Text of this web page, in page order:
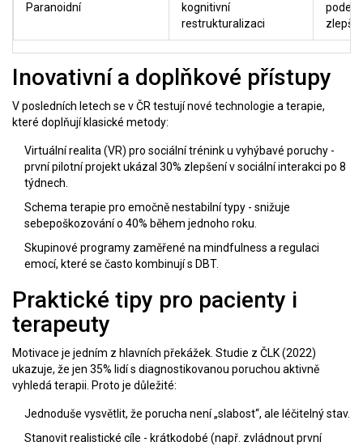
Paranoidní
kognitivní
restrukturalizaci
Inovativní a doplňkové přístupy
V posledních letech se v ČR testují nové technologie a terapie,
které doplňují klasické metody:
Virtuální realita (VR) pro sociální trénink u vyhýbavé poruchy -
první pilotní projekt ukázal 30% zlepšení v sociální interakci po 8
týdnech.
Schema terapie pro emočně nestabilní typy - snižuje
sebepoškozování o 40% během jednoho roku.
Skupinové programy zaměřené na mindfulness a regulaci
emocí, které se často kombinují s DBT.
Praktické tipy pro pacienty i
terapeuty
Motivace je jedním z hlavních překážek. Studie z ČLK (2022)
ukazuje, že jen 35% lidí s diagnostikovanou poruchou aktivně
vyhledá terapii. Proto je důležité:
Jednoduše vysvětlit, že porucha není „slabost“, ale léčitelný stav.
Stanovit realistické cíle - krátkodobé (např. zvládnout první